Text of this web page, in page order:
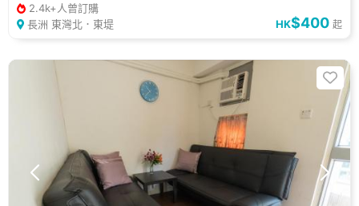
2.4k+人曾訂購
長洲 東灣北．東堤
HK$400 起